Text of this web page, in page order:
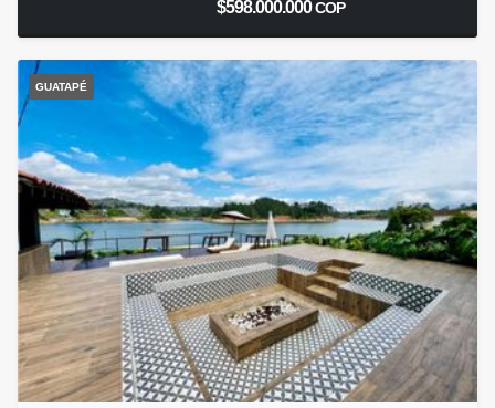
$598.000.000COP
GUATAPÉ